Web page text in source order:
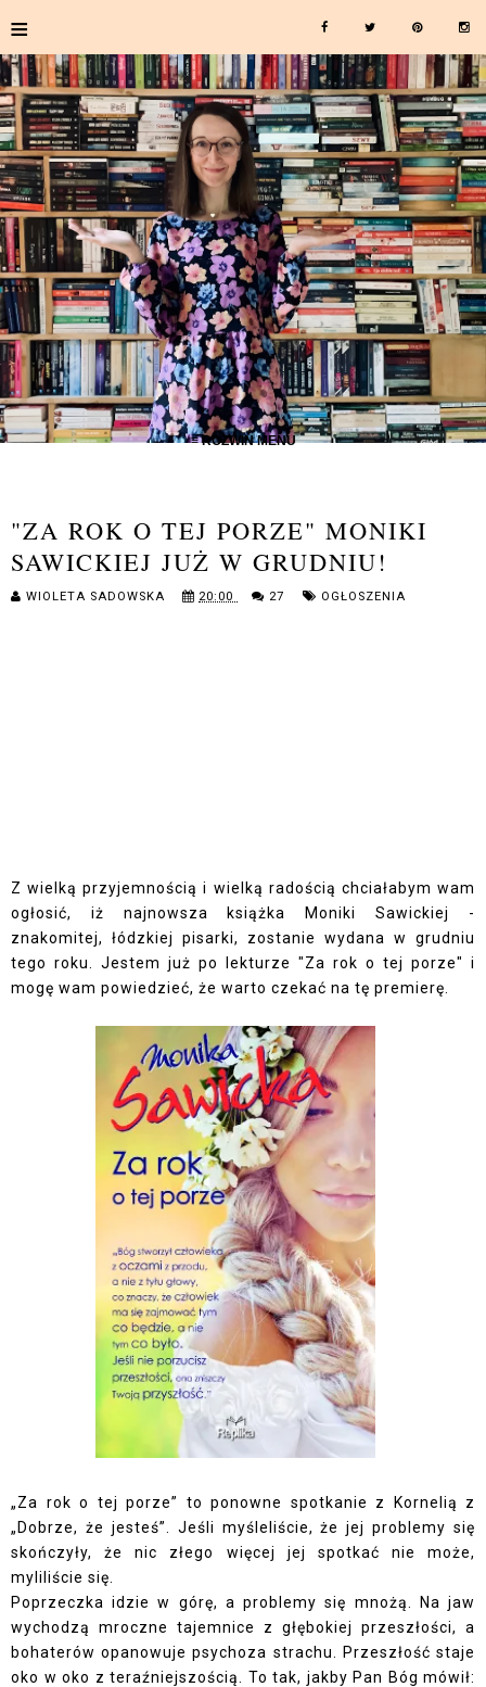
≡
≡ ROZWIŃ MENU
"ZA ROK O TEJ PORZE" MONIKI
SAWICKIEJ JUŻ W GRUDNIU!
WIOLETA SADOWSKA 20:00 27 OGŁOSZENIA
Z wielką przyjemnością i wielką radością chciałabym wam
ogłosić, iż najnowsza książka Moniki Sawickiej -
znakomitej, łódzkiej pisarki, zostanie wydana w grudniu
tego roku. Jestem już po lekturze "Za rok o tej porze" i
mogę wam powiedzieć, że warto czekać na tę premierę.
„Za rok o tej porze” to ponowne spotkanie z Kornelią z
„Dobrze, że jesteś”. Jeśli myśleliście, że jej problemy się
skończyły, że nic złego więcej jej spotkać nie może,
myliliście się.
Poprzeczka idzie w górę, a problemy się mnożą. Na jaw
wychodzą mroczne tajemnice z głębokiej przeszłości, a
bohaterów opanowuje psychoza strachu. Przeszłość staje
oko w oko z teraźniejszością. To tak, jakby Pan Bóg mówił: